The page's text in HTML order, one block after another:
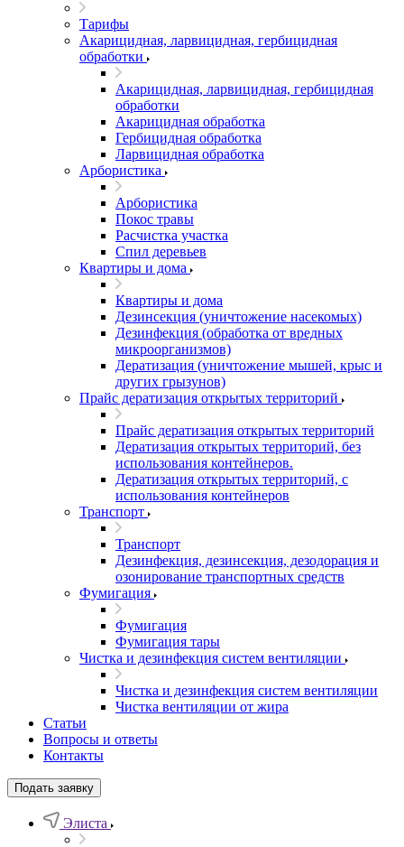
Тарифы
Акарицидная, ларвицидная, гербицидная
обработки
Акарицидная, ларвицидная, гербицидная
обработки
Акарицидная обработка
Гербицидная обработка
Ларвицидная обработка
Арбористика
Арбористика
Покос травы
Расчистка участка
Спил деревьев
Квартиры и дома
Квартиры и дома
Дезинсекция (уничтожение насекомых)
Дезинфекция (обработка от вредных
микроорганизмов)
Дератизация (уничтожение мышей, крыс и
других грызунов)
Прайс дератизация открытых территорий
Прайс дератизация открытых территорий
Дератизация открытых территорий, без
использования контейнеров.
Дератизация открытых территорий, с
использования контейнеров
Транспорт
Транспорт
Дезинфекция, дезинсекция, дезодорация и
озонирование транспортных средств
Фумигация
Фумигация
Фумигация тары
Чистка и дезинфекция систем вентиляции
Чистка и дезинфекция систем вентиляции
Чистка вентиляции от жира
Статьи
Вопросы и ответы
Контакты
Подать заявку
Элиста